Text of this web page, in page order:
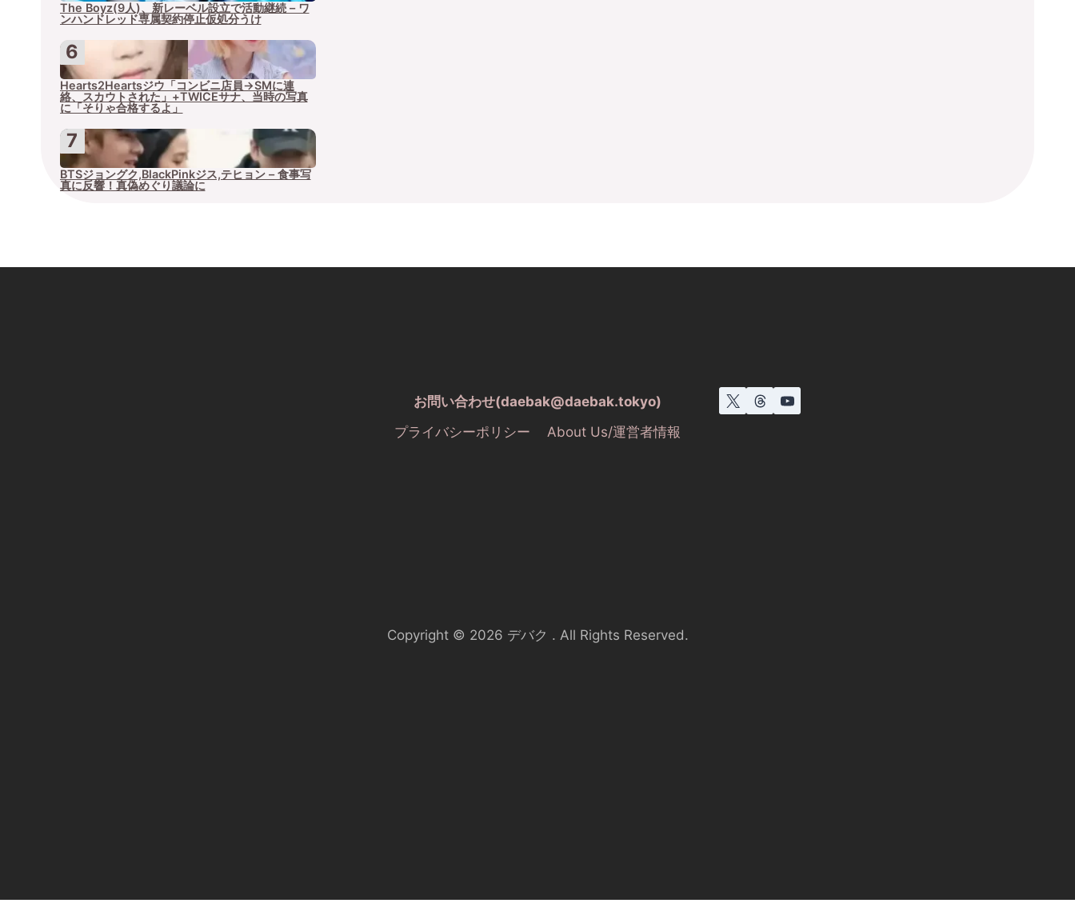
The Boyz(9人)、新レーベル設立で活動継続 – ワ
ンハンドレッド専属契約停止仮処分うけ
Hearts2Heartsジウ「コンビニ店員→SMに連
絡、スカウトされた」+TWICEサナ、当時の写真
に「そりゃ合格するよ」
BTSジョングク,BlackPinkジス,テヒョン – 食事写
真に反響！真偽めぐり議論に
お問い合わせ(daebak@daebak.tokyo)
プライバシーポリシー
About Us/運営者情報
Copyright © 2026 デバク . All Rights Reserved.